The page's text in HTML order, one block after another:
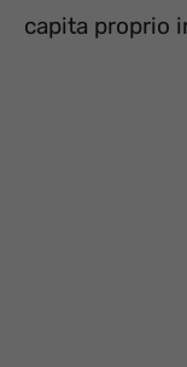
capita proprio